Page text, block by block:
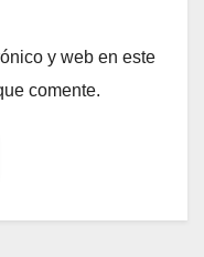
y web en este
comente.